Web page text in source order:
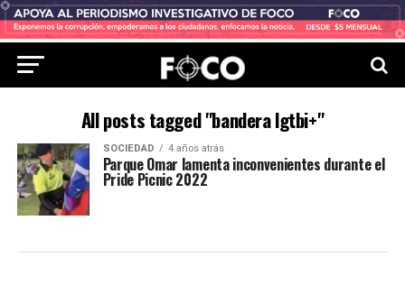
All posts tagged "bandera lgtbi+"
SOCIEDAD 4 años atrás
Parque Omar lamenta inconvenientes durante el
Pride Picnic 2022